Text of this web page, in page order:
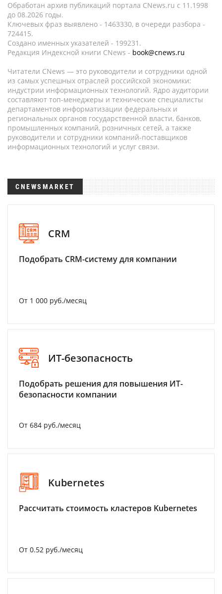
Обработан архив публикаций портала CNews.ru c 11.1998
до 08.2026 годы.
Ключевых фраз выявлено - 1463330, в очереди разбора -
724415.
Создано именных указателей - 199231.
Редакция Индексной книги CNews - book@cnews.ru
Читатели CNews — это руководители и сотрудники одной
из самых успешных отраслей российской экономики:
индустрии информационных технологий. Ядро аудитории
составляют топ-менеджеры и технические специалисты
департаментов информатизации федеральных и
региональных органов государственной власти, банков,
промышленных компаний, розничных сетей, а также
руководители и сотрудники компаний-поставщиков
информационных технологий и услуг связи.
CNEWSMARKET
CRM
Подобрать CRM-систему для компании
От 1 000 руб./месяц
ИТ-безопасность
Подобрать решения для повышения ИТ-
безопасности компании
От 684 руб./месяц
Kubernetes
Рассчитать стоимость кластеров Kubernetes
От 0.52 руб./месяц